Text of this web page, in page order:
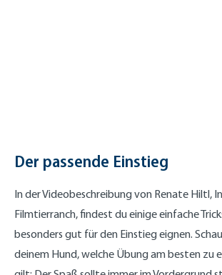
Der passende Einstieg
In der Videobeschreibung von Renate Hiltl,
Filmtierranch, findest du einige einfache
besonders gut für den Einstieg eignen.
deinem Hund, welche Übung am besten zu